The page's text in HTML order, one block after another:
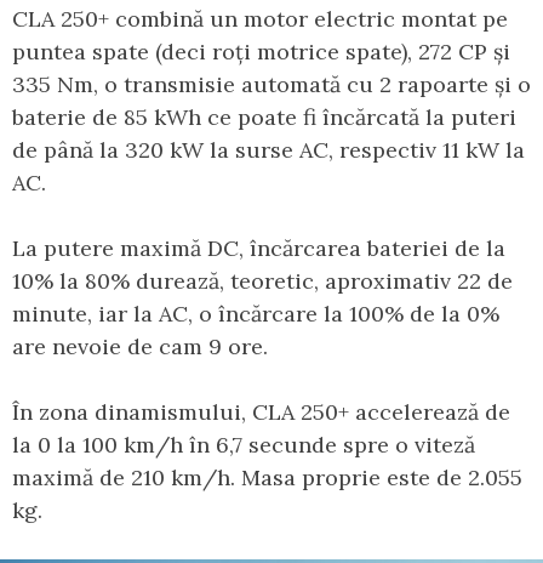
CLA 250+ combină un motor electric montat pe
puntea spate (deci roți motrice spate), 272 CP și
335 Nm, o transmisie automată cu 2 rapoarte și o
baterie de 85 kWh ce poate fi încărcată la puteri
de până la 320 kW la surse AC, respectiv 11 kW la
AC.
La putere maximă DC, încărcarea bateriei de la
10% la 80% durează, teoretic, aproximativ 22 de
minute, iar la AC, o încărcare la 100% de la 0%
are nevoie de cam 9 ore.
În zona dinamismului, CLA 250+ accelerează de
la 0 la 100 km/h în 6,7 secunde spre o viteză
maximă de 210 km/h. Masa proprie este de 2.055
kg.